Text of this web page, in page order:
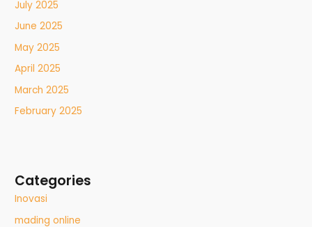
July 2025
June 2025
May 2025
April 2025
March 2025
February 2025
Categories
Inovasi
mading online